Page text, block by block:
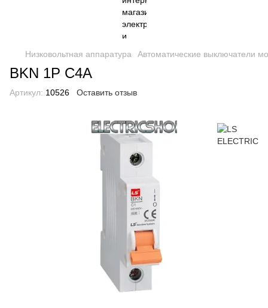
Низковольтная аппаратура Автоматические выключатели
BKN 1P C4A
Артикул: 10526 Оставить отзыв